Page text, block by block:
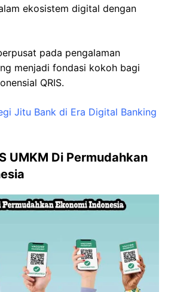
ekosistem digital dengan
pada pengalaman
menjadi fondasi kokoh bagi
QRIS.
Jitu Bank di Era Digital Banking
UMKM Di Permudahkan